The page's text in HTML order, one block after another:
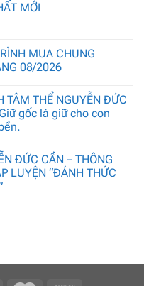
MỚI
MUA CHUNG
08/2026
TÂM THỂ NGUYỄN ĐỨC
gốc là giữ cho con
ĐỨC CẦN – THÔNG
LUYỆN “ĐÁNH THỨC